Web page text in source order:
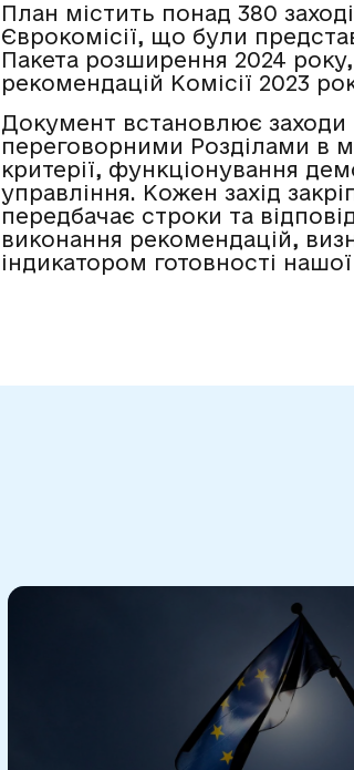
План містить понад 380
Єврокомісії, що були
Пакета розширення 2024
рекомендацій Комісії 2023
Документ встановлює заходи
переговорними Розділами в
критерії, функціонування
управління. Кожен захід
передбачає строки та
виконання рекомендацій,
індикатором готовності